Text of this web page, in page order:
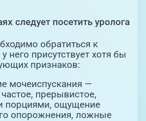
следует посетить уролога
обратиться к
него присутствует хотя бы
признаков:
мочеиспускания —
прерывистое,
порциями, ощущение
опорожнения, ложные